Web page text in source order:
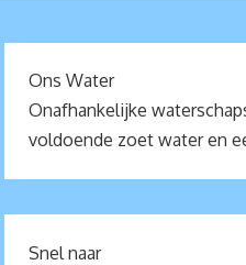
Ons Water
Onafhankelijke
voldoende zoet water en
Snel naar